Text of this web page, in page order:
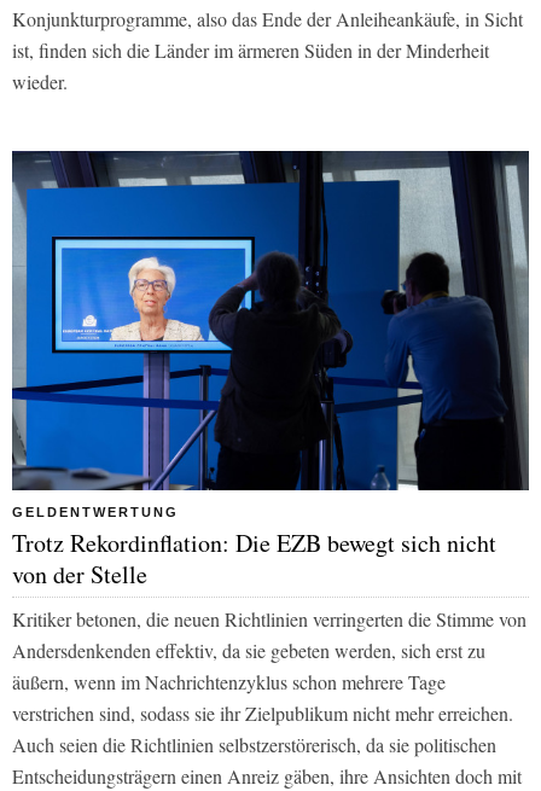
Konjunkturprogramme, also das Ende der Anleiheankäufe, in Sicht
ist, finden sich die Länder im ärmeren Süden in der Minderheit
wieder.
GELDENTWERTUNG
Trotz Rekordinflation: Die EZB bewegt sich nicht
von der Stelle
Kritiker betonen, die neuen Richtlinien verringerten die Stimme von
Andersdenkenden effektiv, da sie gebeten werden, sich erst zu
äußern, wenn im Nachrichtenzyklus schon mehrere Tage
verstrichen sind, sodass sie ihr Zielpublikum nicht mehr erreichen.
Auch seien die Richtlinien selbstzerstörerisch, da sie politischen
Entscheidungsträgern einen Anreiz gäben, ihre Ansichten doch mit